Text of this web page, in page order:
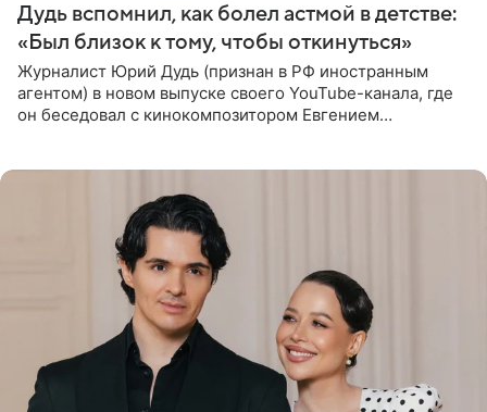
Дудь вспомнил, как болел астмой в детстве:
«Был близок к тому, чтобы откинуться»
Журналист Юрий Дудь (признан в РФ иностранным
агентом) в новом выпуске своего YouTube-канала, где
он беседовал с кинокомпозитором Евгением